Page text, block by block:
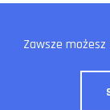
Zawsze